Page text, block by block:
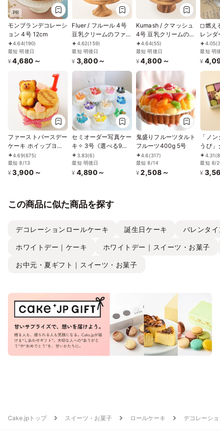
PR
モンブランデコレーシ
ョン 4号 12cm
4.64(190)
最短 明後日
¥ 4,680～
Fluer / フルール 4号
豆乳クリームのファー
ストバースデーケーキ
ケーキトッパー付き
グルテンフリー 小
麦・乳不使用
4.62(159)
最短 明後日
¥ 3,800～
Kumash / クマッシュ
4号 豆乳クリームのス
マッシュケーキ グル
テンフリー 小麦不使
用
4.64(55)
最短 明後日
¥ 4,800～
◻︎燃え
レンダ
ェイケ
る10
ーキ｜
日付
4.05
最短 明
¥
ファーストバースデー
ケーキ ホイップヨー
グルトクリーム 3号
9cm
4.69(675)
最短 8/13
¥ 3,900～
セミオーダー写真ケー
キ✧ 3号《選べる9色
｜プリントケーキ｜セ
ンイルケーキ｜リボン
｜薔薇｜お好きなお写
3.83(6)
最短 明後日
¥ 4,890～
鬼盛りフルーツタルト
フルーツ400g 5号
4.6(317)
最短 8/14
¥ 2,508～
「ノ
うび」
4.31
最短 8/
¥
この商品に似た商品を探す
デコレーションロールケーキ 誕生日ケーキ バレンタ
ホワイトデー｜ケーキ ホワイトデー｜スイーツ・お菓子
お中元・夏ギフト｜スイーツ・お菓子
Cake.jpトップ スイーツ・お菓子 ロールケーキ デコレーシ